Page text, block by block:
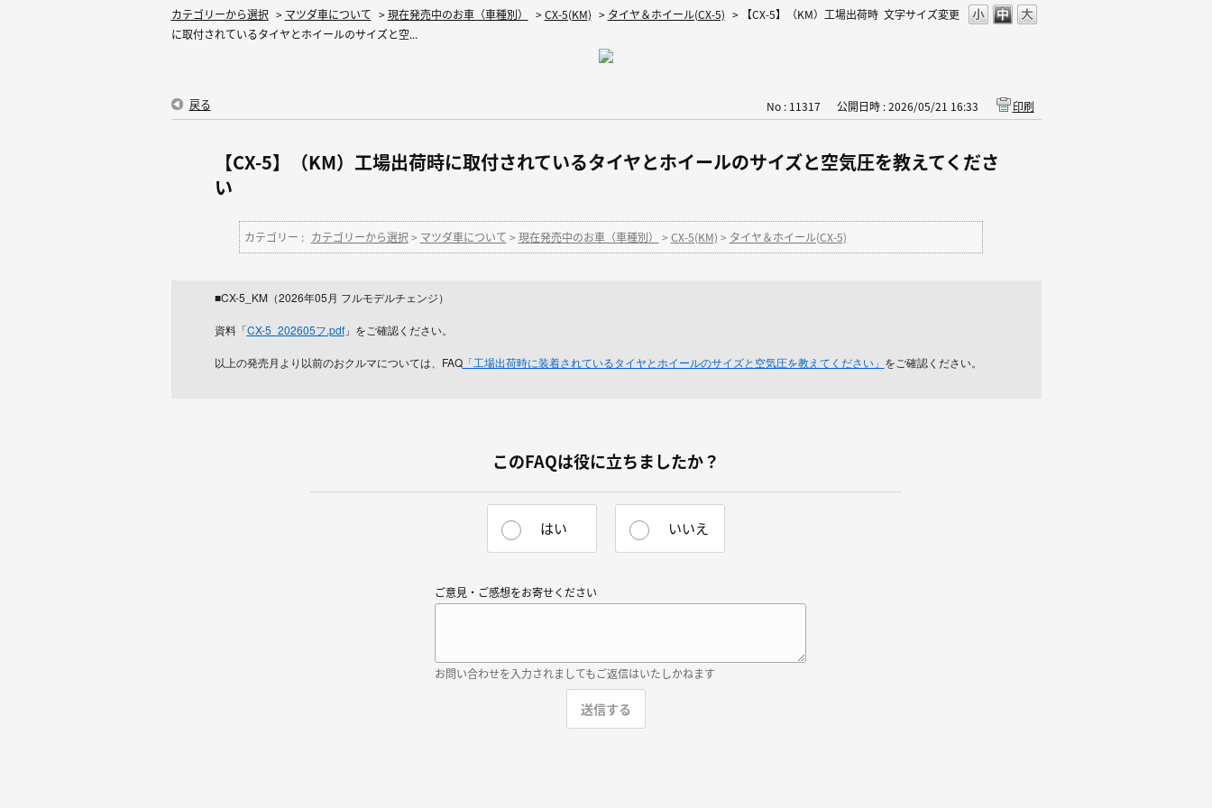
文字サイズ変更
カテゴリーから選択 > マツダ車について >現在発売中のお車（車種別） >CX-5(KM) > タイヤ＆ホイール(CX-5) >
【CX-5】（KM）工場出荷時
に取付されているタイヤとホイールのサイズと空...
戻る No : 11317 公開日時 : 2026/05/21 16:33 印刷
【CX-5】（KM）工場出荷時に取付されているタイヤとホイールのサイズと空気圧を教えてくださ
い
カテゴリー : カテゴリーから選択 > マツダ車について > 現在発売中のお車（車種別） > CX-5(KM) > タイヤ＆ホイール(CX-5)
■CX-5_KM（2026年05月 フルモデルチェンジ）
資料「CX-5_202605フ.pdf」をご確認ください。
以上の発売月より以前のおクルマについては、FAQ「工場出荷時に装着されているタイヤとホイールのサイズと空気圧を教えてください」 をご確認ください。
このFAQは役に立ちましたか？
はい いいえ
ご意見・ご感想をお寄せください
お問い合わせを入力されましてもご返信はいたしかねます